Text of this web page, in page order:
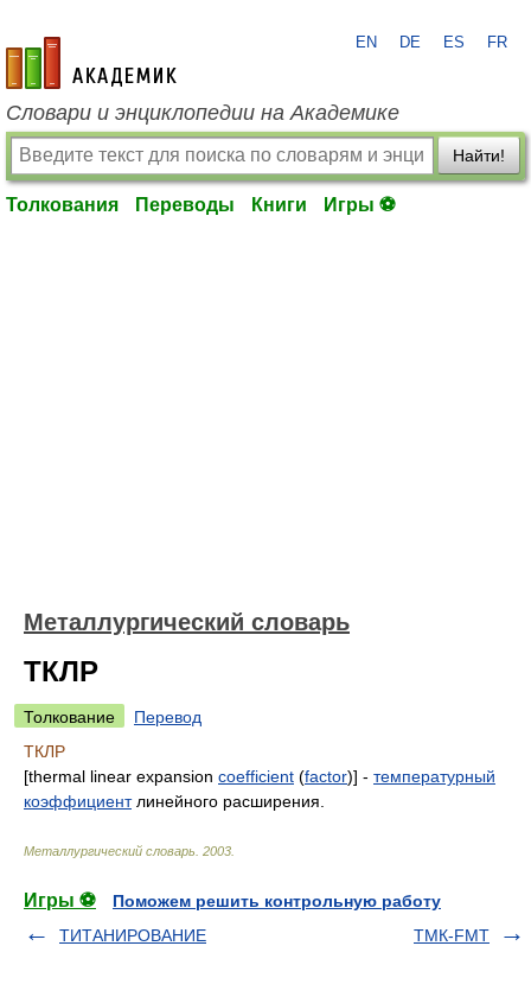
academic.ru
EN DE ES FR
Словари и энциклопедии на Академике
Найти!
Толкования Переводы Книги Игры ⚽
Металлургический словарь
ТКЛР
Толкование
Перевод
ТКЛР
[thermal linear expansion coefficient (factor)] - температурный
коэффициентлинейного расширения.
Металлургический словарь 2003
Игры ⚽
Поможем решить контрольную работу
ТИТАНИРОВАНИЕ
ТМК-FMT